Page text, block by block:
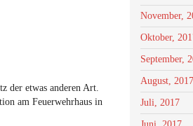
der etwas anderen Art.
am Feuerwehrhaus in
November,
Oktober,
September,
August, 2017
Juli, 2017